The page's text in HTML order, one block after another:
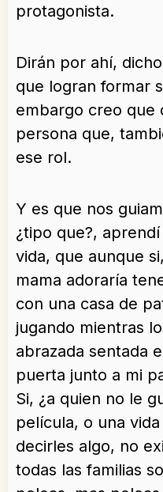
protagonista.
Dirán por ahí,
que logran formar
embargo creo que
persona que,
ese rol.
Y es que nos
¿tipo que?,
vida, que aunque
mama adoraría
con una casa de
jugando mientras
abrazada sentada
puerta junto a mi
Si, ¿a quien no le
película, o una
decirles algo, no
todas las familias